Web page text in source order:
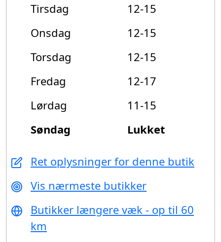
Tirsdag
12-15
Onsdag
12-15
Torsdag
12-15
Fredag
12-17
Lørdag
11-15
Søndag
Lukket
Ret oplysninger for denne butik
Vis nærmeste butikker
Butikker længere væk - op til 60
km